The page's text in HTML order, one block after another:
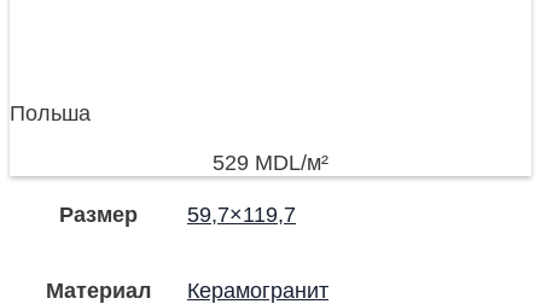
Польша
529 MDL/м²
Размер 59,7×119,7
Материал Керамогранит